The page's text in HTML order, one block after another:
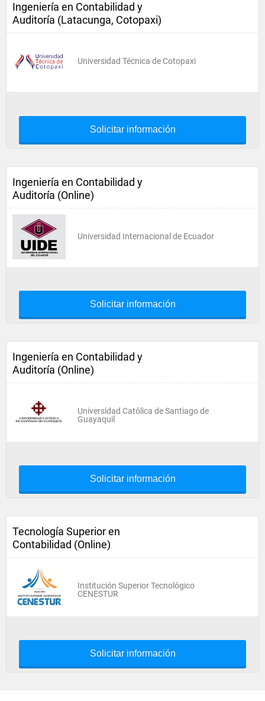
Ingeniería en Contabilidad y
Auditoría (Latacunga, Cotopaxi)
Universidad Técnica de Cotopaxi
Solicitar información
Ingeniería en Contabilidad y
Auditoría (Online)
Universidad Internacional de Ecuador
Solicitar información
Ingeniería en Contabilidad y
Auditoría (Online)
Universidad Católica de Santiago de
Guayaquil
Solicitar información
Tecnología Superior en
Contabilidad (Online)
Institución Superior Tecnológico
CENESTUR
Solicitar información